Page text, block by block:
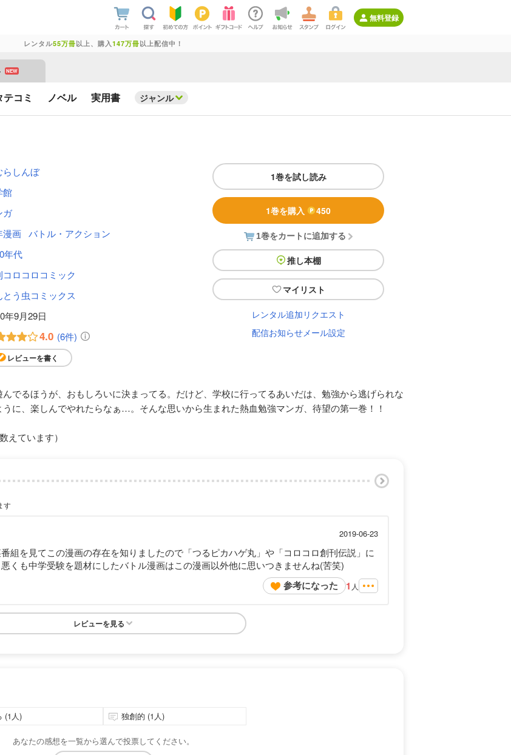
無料登録
レンタル55万冊以上、購入 147万冊以上配信中！
NEW
テコミ ノベル 実用書 ジャンル
1巻を試し読み
1巻を購入 450
1巻をカートに追加する
推し本棚
マイリスト
レンタル追加リクエスト
配信お知らせメール設定
らしんぼ
館
ガ
漫画 バトル・アクション
年代
コロコロコミック
とう虫コミックス
年9月29日
4.0 (6件)
レビューを書く
でるほうが、おもしろいに決まってる。だけど、学校に行ってるあいだは、勉強から逃げられな
に、楽しんでやれたらなぁ…。そんな思いから生まれた熱血勉強マンガ、待望の第一巻！！
えています）
す
2019-06-23
組を見てこの漫画の存在を知りましたので「つるピカハゲ丸」や「コロコロ創刊伝説」に
くも中学受験を題材にしたバトル漫画はこの漫画以外他に思いつきませんね(苦笑)
参考になった 1 人
レビューを見る
(1人) 独創的 (1人)
あなたの感想を一覧から選んで投票してください。